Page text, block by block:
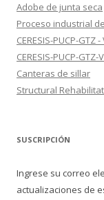
Adobe de junta seca
Proceso industrial
CERESIS-PUCP-GTZ
CERESIS-PUCP-
Canteras de sillar
Structural
SUSCRIPCIÓN
Ingrese su correo
actualizaciones de